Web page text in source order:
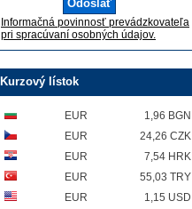
Informačná povinnosť prevádzkovateľa
pri spracúvaní osobných údajov.
Kurzový lístok
EUR
1,96 BGN
EUR
24,26 CZK
EUR
7,54 HRK
EUR
55,03 TRY
EUR
1,15 USD